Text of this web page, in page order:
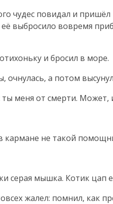
чудес повидал и
выбросило вовремя
и бросил в море.
очнулась, а потом
меня от смерти. Может,
не такой
серая мышка. Котик цап
жалел: помнил, как